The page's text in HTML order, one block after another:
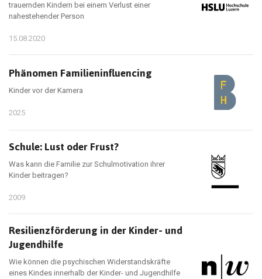
trauernden Kindern bei einem Verlust einer
nahestehender Person
15.08.2020
Phänomen Familieninfluencing
Kinder vor der Kamera
2025
Schule: Lust oder Frust?
Was kann die Familie zur Schulmotivation ihrer
Kinder beitragen?
2009
Resilienzförderung in der Kinder- und
Jugendhilfe
Wie können die psychischen Widerstandskräfte
eines Kindes innerhalb der Kinder- und Jugendhilfe